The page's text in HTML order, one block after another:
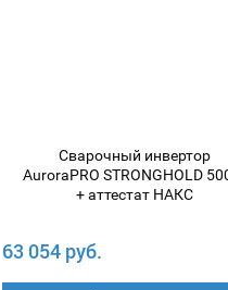
Сварочный инвертор
AuroraPRO STRONGHOLD
+ аттестат НАКС
63 054 руб.